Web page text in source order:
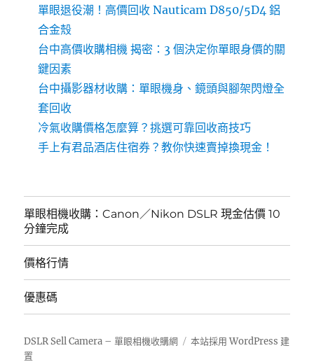
單眼退役潮！高價回收 Nauticam D850/5D4 鋁
合金殼
台中高價收購相機 揭密：3 個決定你單眼身價的關
鍵因素
台中攝影器材收購：單眼機身、鏡頭與腳架閃燈全
套回收
冷氣收購價格怎麼算？挑選可靠回收商技巧
手上有君品酒店住宿券？教你快速賣掉換現金！
單眼相機收購：Canon／Nikon DSLR 現金估價 10
分鐘完成
價格行情
優惠碼
DSLR Sell Camera – 單眼相機收購網
本站採用 WordPress 建
置